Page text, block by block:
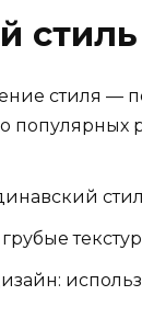
стиля —
популярных